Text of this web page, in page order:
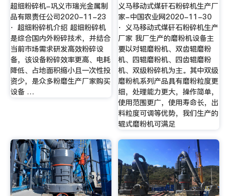
超细粉碎机-巩义市瑞光金属制
品有限责任公司2020-11-23
· 超细粉碎机介绍 超细粉碎机
是综合国内外粉碎技术，并结合
当前市场需求研发高效粉碎设
备，该设备粉碎效率更高、电耗
降低、占地面积缩小且一次性投
资少，是众多粉磨生产厂家购买
设备 …
义马移动式煤矸石粉碎机生产厂
家-中国农业网2020-11-30
· 义马移动式煤矸石粉碎机生产
厂家 我厂生产的磨粉机设备主
要以对辊磨粉机、双齿辊磨粉
机、四辊磨粉机、四齿辊磨粉
机、双级粉碎机为主。其中双级
磨粉机系列产品具有磨粉粒度更
细，处理能力更大，操作简单，
使用范围更广，使用寿命长，出
料粒度可调等优势，我们生产的
辊式磨粉机可满足